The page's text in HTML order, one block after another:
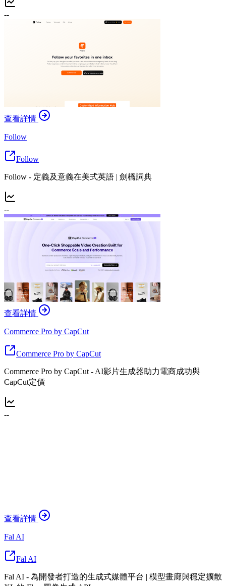
--
查看詳情
Follow
Follow
Follow - 定義及意義在美式英語 | 劍橋詞典
--
查看詳情
Commerce Pro by CapCut
Commerce Pro by CapCut
Commerce Pro by CapCut - AI影片生成器助力電商成功與
CapCut定價
--
查看詳情
Fal AI
Fal AI
Fal AI - 為開發者打造的生成式媒體平台 | 模型畫廊與穩定擴散